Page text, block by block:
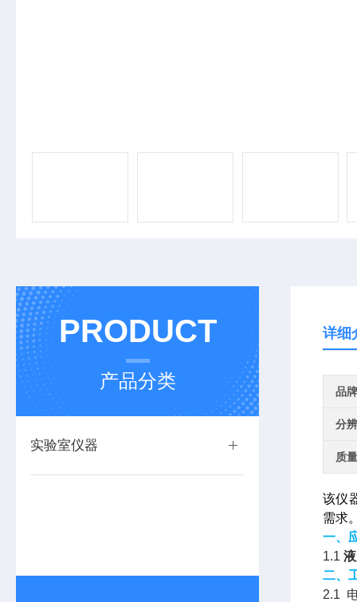
PRODUCT
产品分类
实验室仪器
详细
品牌
分
质
该仪
需求
一、
1.1
二、
2.1